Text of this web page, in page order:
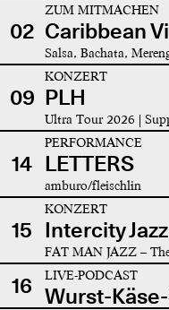
02
ZUM MITMACHEN
Caribbean
Salsa, Bachata,
09
KONZERT
PLH
Ultra Tour 2026 |
14
PERFORMANCE
LETTERS
amburo/fleischlin
15
KONZERT
Intercity
FAT MAN JAZZ –
16 LIVE-PODCAST
Wurst-